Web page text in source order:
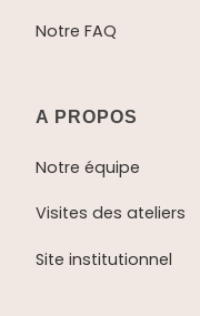
Notre FAQ
A PROPOS
Notre équipe
Visites des ateliers
Site institutionnel